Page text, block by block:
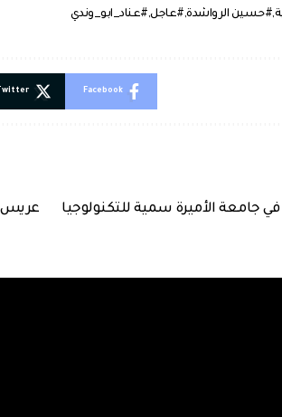
#حسين الرواشدة #عاجل #عناد_ابو_وندي
Facebook